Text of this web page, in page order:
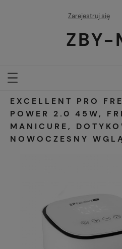
Zarejestruj się
ZBY-
EXCELLENT PRO
POWER 2.0 45W,
MANICURE,
NOWOCZESNY